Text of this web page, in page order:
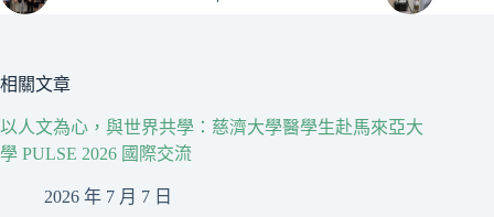
相關文章
以人文為心，與世界共學：慈濟大學醫學生赴馬來亞大
學 PULSE 2026 國際交流
2026 年 7 月 7 日